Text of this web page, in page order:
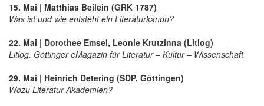
15. Mai | Matthias Beilein (GRK 1787)
Was ist und wie entsteht ein Literaturkanon?
22. Mai | Dorothee Emsel, Leonie Krutzinna (Litlog)
Litlog. Göttinger eMagazin für Literatur – Kultur – Wissenschaft
29. Mai | Heinrich Detering (SDP, Göttingen)
Wozu Literatur-Akademien?